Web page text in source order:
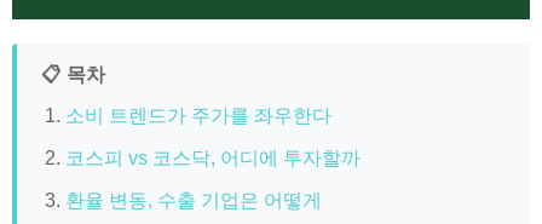
📋 목차
소비 트렌드가 주가를 좌우한다
코스피 vs 코스닥, 어디에 투자할까
환율 변동, 수출 기업은 어떻게